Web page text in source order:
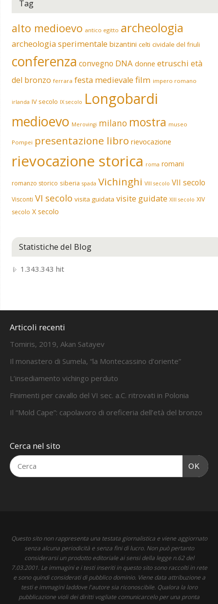
Tag
alto medioevo antico egitto archeologia
archeologia sperimentale bizantini celti cividale del friuli
conferenza convegno DNA donne etruschi età
del bronzo ferrara festa medievale film impero romano
irlanda IV secolo IX secolo Longobardi
medioevo Merovingi milano mostra museo
Pompei presentazione libro rievocazione
rievocazione storica roma romani
romanzo storico siberia spada Vichinghi VIII secolo VII secolo
Visconti VI secolo visita guidata visite guidate XIII secolo XIV
secolo X secolo
Statistiche del Blog
1.343.343 hit
Articoli recenti
Tomiris, 2019, Akan Satayev
Il monastero di Sumela, “la Montecassino d’oriente”
L’insediamento vichingo perduto
Finimenti per cavallo del VI sec. a.C. ritrovati in Polonia
Il “Mold Cape”: capolavoro di oreficeria dell’età del bronzo
Cerca nel sito
OK
Questo sito non rappresenta una testata giornalistica e viene aggiornato
senza alcuna periodicità e senza fini di lucro. Non può pertanto
considerarsi un prodotto editoriale ai sensi della legge n.62 del
7.03.2001. Le immagini e i testi inseriti in questo sito sono raccolti in rete
e sono quindi considerati di pubblico dominio. Viene data attribuzione a
testi e immagini laddove l'autore sia riconoscibile. Qualora la loro
pubblicazione violi dei diritti vogliate comunicarcelo per una pronta